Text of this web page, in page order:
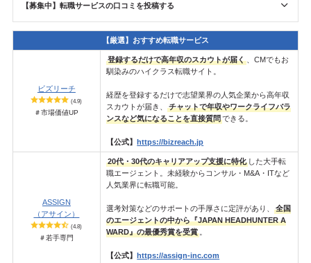
【募集中】転職サービスの口コミを投稿する
【厳選】おすすめ転職サービス
ビズリーチ
(4.9)
＃市場価値UP
登録するだけで高年収のスカウトが届く
、CMでもお
馴染みのハイクラス転職サイト。
経歴を登録するだけで志望業界の人気企業から高年収
スカウトが届き、チャットで年収やワークライフバラ
ンスなど気になることを直接質問できる。
【公式】 https://bizreach.jp
ASSIGN
（アサイン）
(4.8)
＃若手専門
20代・30代のキャリアアップ支援に特化 した大手転
職エージェント。未経験からコンサル・M&A・ITなど
人気業界に転職可能。
選考対策などのサポートの手厚さに定評があり、全国
のエージェントの中から『JAPAN HEADHUNTER A
WARD』の最優秀賞を受賞
【公式】 https://assign-inc.com